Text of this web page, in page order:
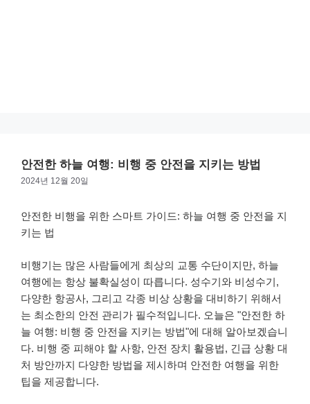
안전한 하늘 여행: 비행 중 안전을 지키는 방법
2024년 12월 20일
안전한 비행을 위한 스마트 가이드: 하늘 여행 중 안전을 지
키는 법
비행기는 많은 사람들에게 최상의 교통 수단이지만, 하늘
여행에는 항상 불확실성이 따릅니다. 성수기와 비성수기,
다양한 항공사, 그리고 각종 비상 상황을 대비하기 위해서
는 최소한의 안전 관리가 필수적입니다. 오늘은 "안전한 하
늘 여행: 비행 중 안전을 지키는 방법"에 대해 알아보겠습니
다. 비행 중 피해야 할 사항, 안전 장치 활용법, 긴급 상황 대
처 방안까지 다양한 방법을 제시하며 안전한 여행을 위한
팁을 제공합니다.